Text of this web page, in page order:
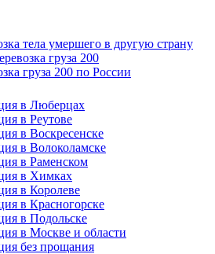
тела умершего в другую страну
груза 200
груза 200 по России
в Люберцах
в Реутове
в Воскресенске
в Волоколамске
в Раменском
в Химках
в Королеве
в Красногорске
в Подольске
в Москве и области
без прощания